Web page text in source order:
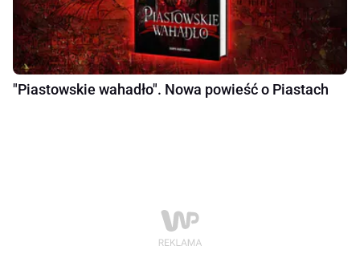
"Piastowskie wahadło". Nowa powieść o Piastach